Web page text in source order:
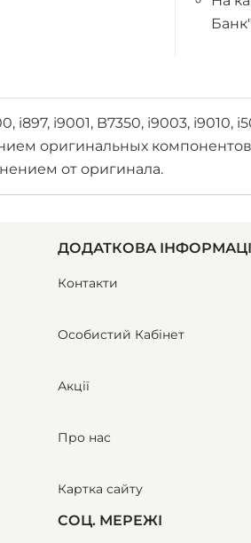
Банк"
i9001, B7350, i9003, i9010,
оригинальных
от оригинала.
ДОДАТКОВА
Контакти
Особистий Кабінет
Акції
Про нас
Картка сайту
СОЦ. МЕРЕЖІ